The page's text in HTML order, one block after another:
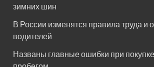
зимних шин
В России изменятся правила труда и
водителей
Названы главные ошибки при